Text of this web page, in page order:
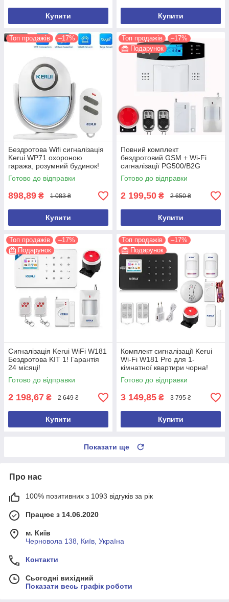
Купити Купити
Топ продажів –17%
Бездротова Wifi сигналізація
Kerui WP71 охороною
гаража, розумний будинок!
Гарантія 24 місяці!
Готово до відправки
898,89 ₴ 1 083 ₴
Купити
Топ продажів
–17%
Подарунок
Повний комплект
бездротовий GSM + Wi-Fi
сигналізації PG500/B2G
Акція! Гарантія 24 місяці!
(версія 2026 року)
Готово до відправки
2 199,50 ₴ 2 650 ₴
Купити
Топ продажів
–17%
Подарунок
Сигналізація Kerui WiFi W181
Бездротова KIT 1! Гарантія
24 місяці!
Готово до відправки
2 198,67 ₴ 2 649 ₴
Купити
Топ продажів
–17%
Подарунок
Комплект сигналізації Kerui
Wi-Fi W181 Pro для 1-
кімнатної квартири чорна!
Гарантія 24 місяці!
Готово до відправки
3 149,85 ₴ 3 795 ₴
Купити
Показати ще
Про нас
100% позитивних з 1093 відгуків за рік
Працює з 14.06.2020
м. Київ
Черновола 138, Київ, Україна
Контакти
Сьогодні вихідний
Показати весь графік роботи